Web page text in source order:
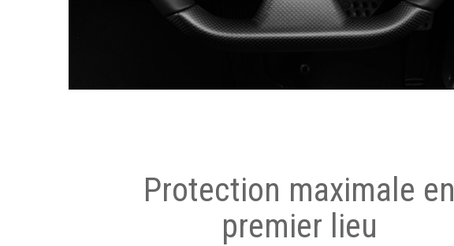
Protection maximale en
premier lieu